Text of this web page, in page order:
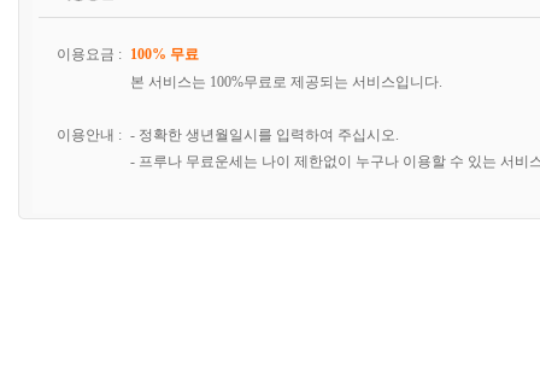
이용요금 :
100% 무료
본 서비스는 100%무료로 제공되는 서비스입니다.
이용안내 : - 정확한 생년월일시를 입력하여 주십시오.
- 프루나 무료운세는 나이 제한없이 누구나 이용할 수 있는 서비